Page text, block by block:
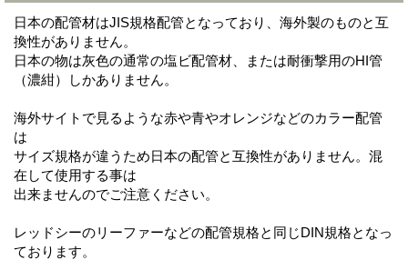
日本の配管材はJIS規格配管となっており、海外製のものと互
換性がありません。
日本の物は灰色の通常の塩ビ配管材、または耐衝撃用のHI管
（濃紺）しかありません。
海外サイトで見るような赤や青やオレンジなどのカラー配管
は
サイズ規格が違うため日本の配管と互換性がありません。混
在して使用する事は
出来ませんのでご注意ください。
レッドシーのリーファーなどの配管規格と同じDIN規格となっ
ております。